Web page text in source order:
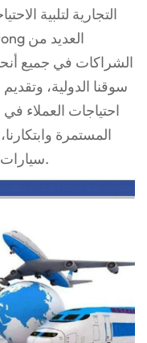
التجارية لتلبية
الشراكات في جميع
سوقنا الدولية،
احتياجات العملاء
المستمرة
سيارات الطاقة الجديدة على مستوى العالم.